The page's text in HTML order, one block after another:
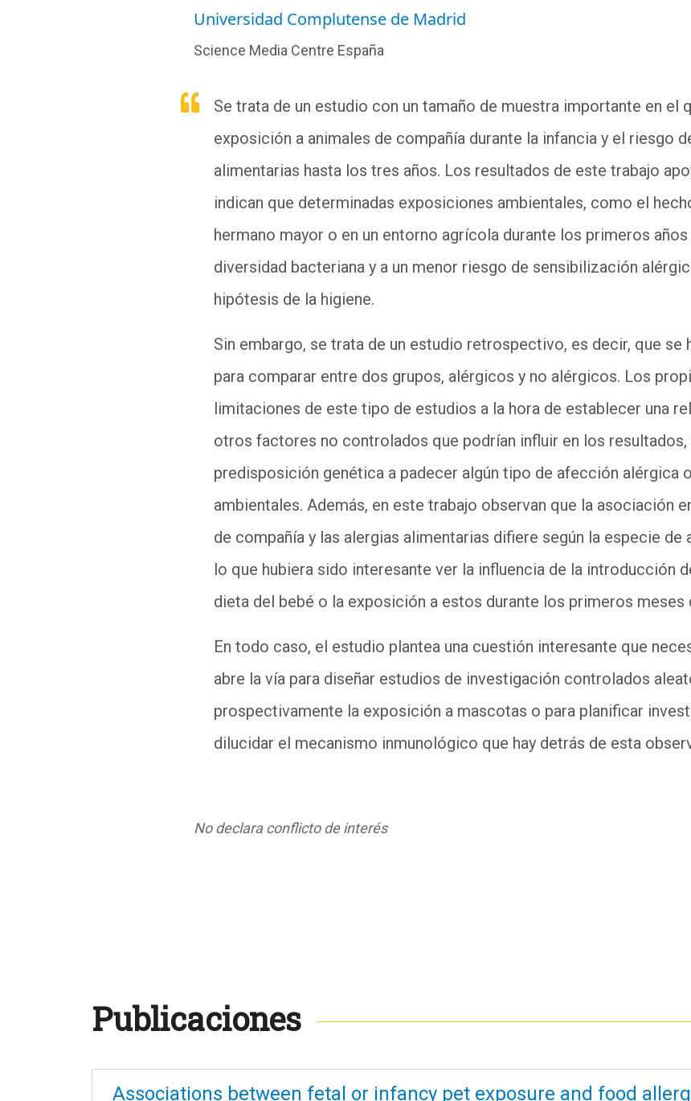
Universidad Complutense de Madrid
Science Media Centre España
Se trata de un estudio con un tamaño de muestra importante en el
exposición a animales de compañía durante la infancia y el riesgo
alimentarias hasta los tres años. Los resultados de este trabajo
indican que determinadas exposiciones ambientales, como el
hermano mayor o en un entorno agrícola durante los primeros
diversidad bacteriana y a un menor riesgo de sensibilización
hipótesis de la higiene.
Sin embargo, se trata de un estudio retrospectivo, es decir, que
para comparar entre dos grupos, alérgicos y no alérgicos. Los
limitaciones de este tipo de estudios a la hora de establecer una
otros factores no controlados que podrían influir en los
predisposición genética a padecer algún tipo de afección alérgica
ambientales. Además, en este trabajo observan que la asociación
de compañía y las alergias alimentarias difiere según la especie de
lo que hubiera sido interesante ver la influencia de la introducción
dieta del bebé o la exposición a estos durante los primeros meses
En todo caso, el estudio plantea una cuestión interesante que
abre la vía para diseñar estudios de investigación controlados
prospectivamente la exposición a mascotas o para planificar
dilucidar el mecanismo inmunológico que hay detrás de esta
No declara conflicto de interés
Publicaciones
Associations between fetal or infancy pet exposure and food